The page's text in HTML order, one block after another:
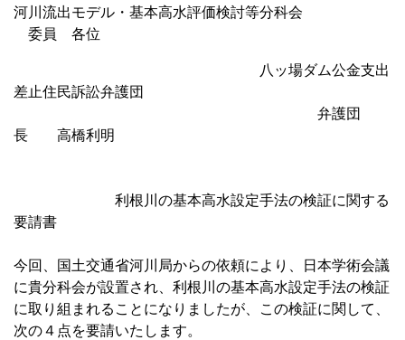
河川流出モデル・基本高水評価検討等分科会
委員 各位
八ッ場ダム公金支出
差止住民訴訟弁護団
弁護団
長 高橋利明
利根川の基本高水設定手法の検証に関する
要請書
今回、国土交通省河川局からの依頼により、日本学術会議
に貴分科会が設置され、利根川の基本高水設定手法の検証
に取り組まれることになりましたが、この検証に関して、
次の４点を要請いたします。